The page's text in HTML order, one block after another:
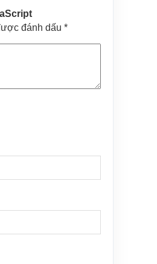
đánh dấu *